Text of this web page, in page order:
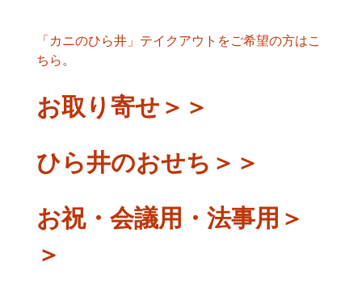
「カニのひら井」テイクアウトをご希望の方はこ
ちら。
お取り寄せ＞＞
ひら井のおせち＞＞
お祝・会議用・法事用＞
＞